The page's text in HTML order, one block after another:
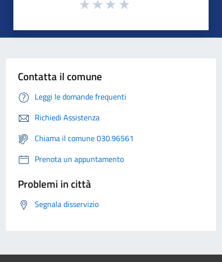
Contatta il comune
Leggi le domande frequenti
Richiedi Assistenza
Chiama il comune 030.96561
Prenota un appuntamento
Problemi in città
Segnala disservizio